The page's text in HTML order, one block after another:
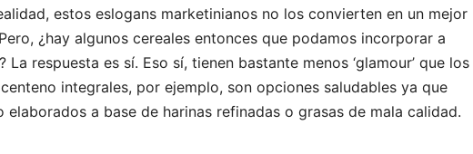
estos eslogans marketinianos no los convierten en un mejor
¿hay algunos cereales entonces que podamos incorporar a
respuesta es sí. Eso sí, tienen bastante menos ‘glamour’ que los
integrales, por ejemplo, son opciones saludables ya que
a base de harinas refinadas o grasas de mala calidad.